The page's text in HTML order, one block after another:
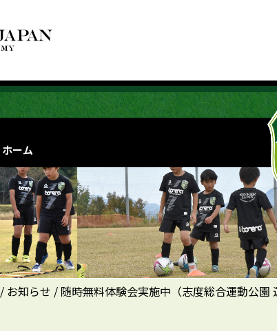
ホーム
/ お知らせ / 随時無料体験会実施中（志度総合運動公園